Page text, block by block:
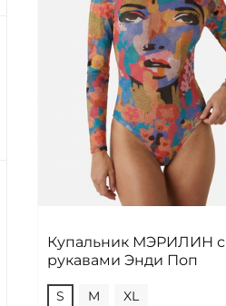
Купальник МЭРИЛИН с
рукавами Энди Поп
S M XL